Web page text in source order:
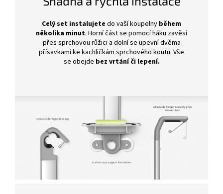
Celý set instalujete do vaší koupelny během
několika minut. Horní část se pomocí háku zavěsí
přes sprchovou růžici a dolní se upevní dvěma
přísavkami ke kachličkám sprchového koutu. Vše
se obejde bez vrtání či lepení.